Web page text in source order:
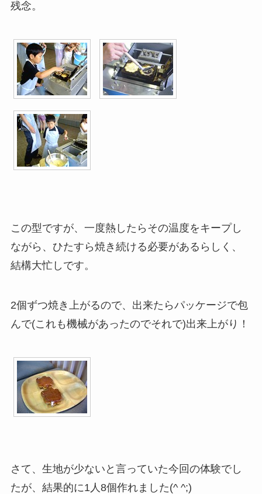
残念。
この型ですが、一度熱したらその温度をキープし
ながら、ひたすら焼き続ける必要があるらしく、
結構大忙しです。
2個ずつ焼き上がるので、出来たらパッケージで包
んで(これも機械があったのでそれで)出来上がり！
さて、生地が少ないと言っていた今回の体験でし
たが、結果的に1人8個作れました(^ ^;)